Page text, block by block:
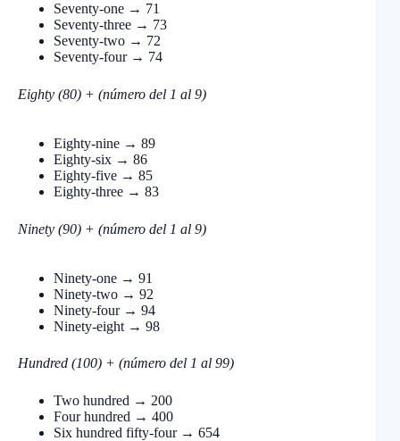
Seventy-one → 71
Seventy-three → 73
Seventy-two → 72
Seventy-four → 74
Eighty (80) + (número del 1 al 9)
Eighty-nine → 89
Eighty-six → 86
Eighty-five → 85
Eighty-three → 83
Ninety (90) + (número del 1 al 9)
Ninety-one → 91
Ninety-two → 92
Ninety-four → 94
Ninety-eight → 98
Hundred (100) + (número del 1 al 99)
Two hundred → 200
Four hundred → 400
Six hundred fifty-four → 654